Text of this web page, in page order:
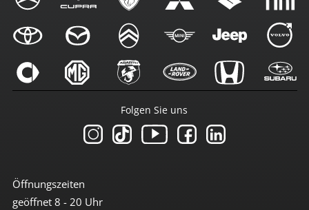
Öffnungszeiten
geöffnet 8 - 20 Uhr
Folgen Sie uns